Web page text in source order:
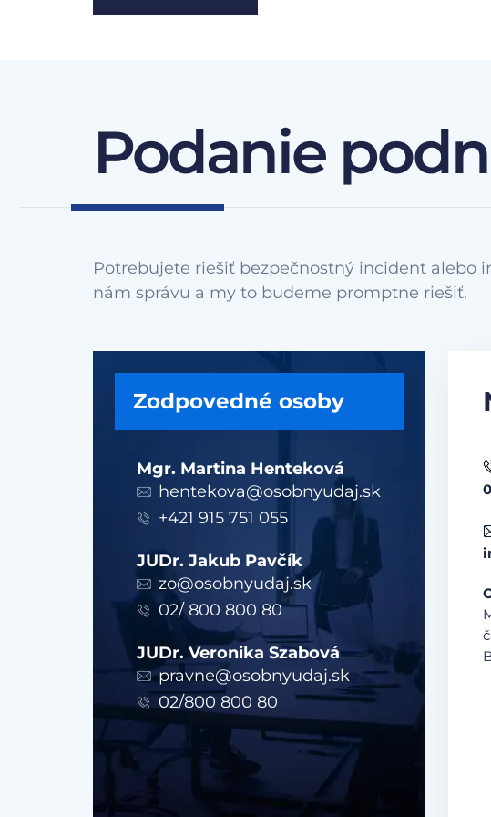
Podanie
Potrebujete riešiť bezpečnostný incident alebo
Zodpovedné osoby
Mgr. Martina Henteková
hentekova@osobnyudaj.sk
+421 915 751 055
JUDr. Jakub Pavčík
zo@osobnyudaj.sk
02/ 800 800 80
JUDr. Veronika Szabová
pravne@osobnyudaj.sk
02/800 800 80